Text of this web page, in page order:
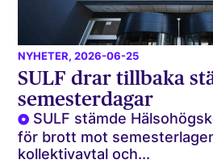
NYHETER, 2026-06-25
SULF drar tillbaka
semesterdagar
SULF stämde
för brott mot
kollektivavtal och...